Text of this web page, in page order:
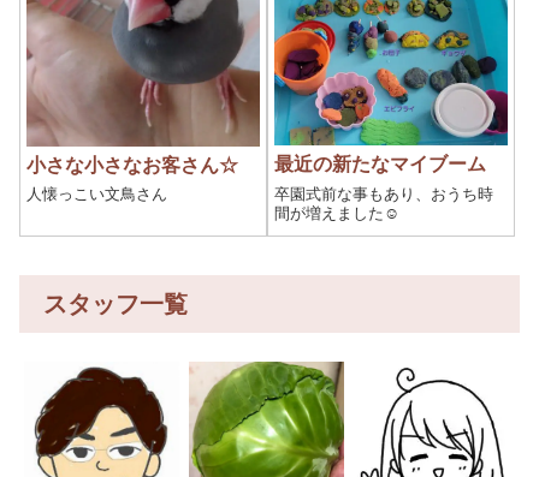
小さな小さなお客さん☆
人懐っこい文鳥さん
最近の新たなマイブーム
卒園式前な事もあり、おうち時
間が増えました☺️
スタッフ一覧